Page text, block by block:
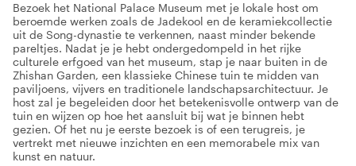
Bezoek het National Palace Museum met je lokale host om
beroemde werken zoals de Jadekool en de keramiekcollectie
uit de Song-dynastie te verkennen, naast minder bekende
pareltjes. Nadat je je hebt ondergedompeld in het rijke
culturele erfgoed van het museum, stap je naar buiten in de
Zhishan Garden, een klassieke Chinese tuin te midden van
paviljoens, vijvers en traditionele landschapsarchitectuur. Je
host zal je begeleiden door het betekenisvolle ontwerp van de
tuin en wijzen op hoe het aansluit bij wat je binnen hebt
gezien. Of het nu je eerste bezoek is of een terugreis, je
vertrekt met nieuwe inzichten en een memorabele mix van
kunst en natuur.